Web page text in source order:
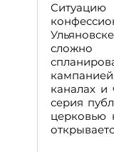
сложно
каналах
серия
церковью